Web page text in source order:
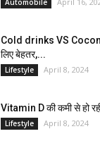
Automobile
Cold drinks VS
लिए बेहतर,...
Lifestyle April 8, 2024
Vitamin D की कमी से हो
Lifestyle April 8, 2024